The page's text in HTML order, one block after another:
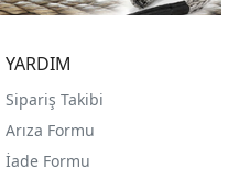
YARDIM
Sipariş Takibi
Arıza Formu
İade Formu